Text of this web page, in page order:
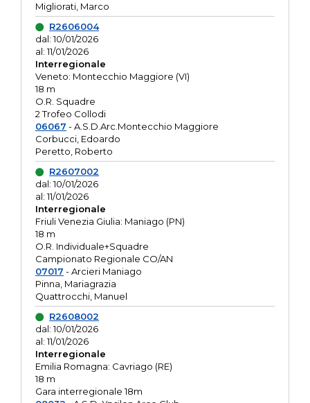
Migliorati, Marco
R2606004
dal: 10/01/2026
al: 11/01/2026
Interregionale
Veneto: Montecchio Maggiore (VI)
18 m
O.R. Squadre
2 Trofeo Collodi
06067 - A.S.D.Arc.Montecchio Maggiore
Corbucci, Edoardo
Peretto, Roberto
R2607002
dal: 10/01/2026
al: 11/01/2026
Interregionale
Friuli Venezia Giulia: Maniago (PN)
18 m
O.R. Individuale+Squadre
Campionato Regionale CO/AN
07017 - Arcieri Maniago
Pinna, Mariagrazia
Quattrocchi, Manuel
R2608002
dal: 10/01/2026
al: 11/01/2026
Interregionale
Emilia Romagna: Cavriago (RE)
18 m
Gara interregionale 18m